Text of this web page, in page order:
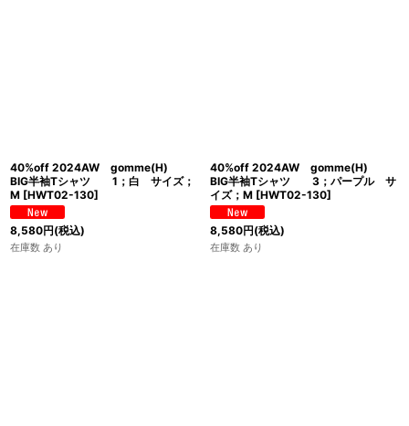
40%off 2024AW gomme(H)
BIG半袖Tシャツ 1；白 サイズ；
M [HWT02-130]
8,580円(税込)
在庫数 あり
40%off 2024AW gomme(H)
BIG半袖Tシャツ 3；パープル サ
イズ；M [HWT02-130]
8,580円(税込)
在庫数 あり